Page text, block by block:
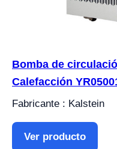
Bomba de
Calefacción
Fabricante : Kalstein
Ver producto